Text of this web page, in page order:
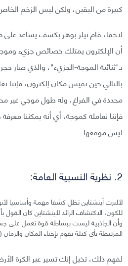
كبيرة من اليقين، ولكن ليس الزخم
لاحقا، قام نيلز بوهر بكشف يساعد على
أن الإلكترون يمتلك خصائص جزيء
بـ"ثنائية الموجة-الجزيء"، والذي صار حجر
بالتالي حين نقيس مكان إلكترون،
محددة في الفراغ، وله طول موجي غير
فإننا نعامله كموجة، أي أنه يمكننا
ليس موقعها.
2. نظرية النسبية العامة:
لألبرت أينشتاين تظل كشفا مهمة وأساسيا
للكون، الاكتشاف الرائد لأينشتاين كان
وأن الجاذبية ليست ببساطة قوة تعمل على
المرتبطة بأي كتلة تقوم بإحناء المكان
لفهم ذلك، تخيل إنك تسير عبر الكرة